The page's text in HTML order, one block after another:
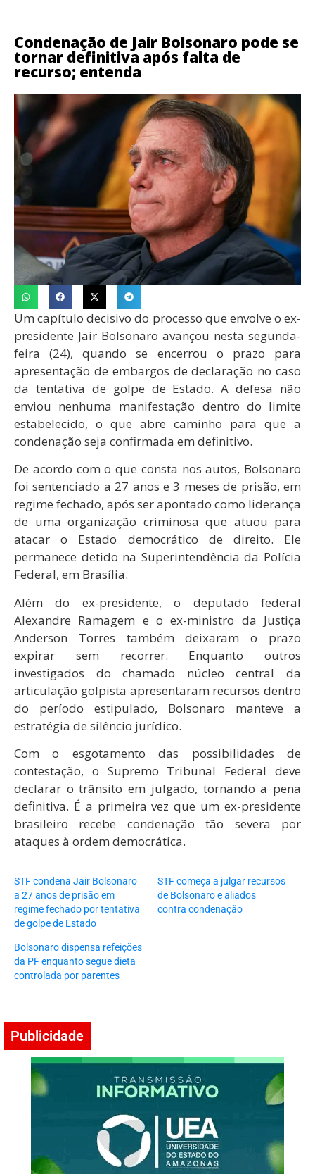
Condenação de Jair Bolsonaro pode se
tornar definitiva após falta de
recurso; entenda
Um capítulo decisivo do processo que envolve o ex-
presidente Jair Bolsonaro avançou nesta segunda-
feira (24), quando se encerrou o prazo para
apresentação de embargos de declaração no caso
da tentativa de golpe de Estado. A defesa não
enviou nenhuma manifestação dentro do limite
estabelecido, o que abre caminho para que a
condenação seja confirmada em definitivo.
De acordo com o que consta nos autos, Bolsonaro
foi sentenciado a 27 anos e 3 meses de prisão, em
regime fechado, após ser apontado como liderança
de uma organização criminosa que atuou para
atacar o Estado democrático de direito. Ele
permanece detido na Superintendência da Polícia
Federal, em Brasília.
Além do ex-presidente, o deputado federal
Alexandre Ramagem e o ex-ministro da Justiça
Anderson Torres também deixaram o prazo
expirar sem recorrer. Enquanto outros
investigados do chamado núcleo central da
articulação golpista apresentaram recursos dentro
do período estipulado, Bolsonaro manteve a
estratégia de silêncio jurídico.
Com o esgotamento das possibilidades de
contestação, o Supremo Tribunal Federal deve
declarar o trânsito em julgado, tornando a pena
definitiva. É a primeira vez que um ex-presidente
brasileiro recebe condenação tão severa por
ataques à ordem democrática.
STF condena Jair Bolsonaro
a 27 anos de prisão em
regime fechado por tentativa
de golpe de Estado
STF começa a julgar recursos
de Bolsonaro e aliados
contra condenação
Bolsonaro dispensa refeições
da PF enquanto segue dieta
controlada por parentes
Publicidade